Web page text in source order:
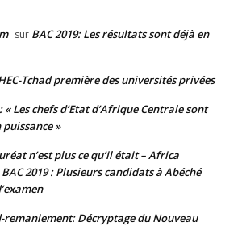
sur BAC 2019: Les résultats sont déjà en
Tchad première des universités privées
« Les chefs d’Etat d’Afrique Centrale sont
»
n’est plus ce qu’il était – Africa
BAC 2019 : Plusieurs candidats à Abéché
remaniement: Décryptage du Nouveau